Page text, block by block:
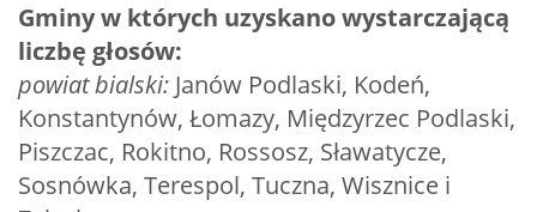
Gminy w których uzyskano wystarczającą
liczbę głosów:
powiat bialski: Janów Podlaski, Kodeń,
Konstantynów, Łomazy, Międzyrzec Podlaski,
Piszczac, Rokitno, Rossosz, Sławatycze,
Sosnówka, Terespol, Tuczna, Wisznice i